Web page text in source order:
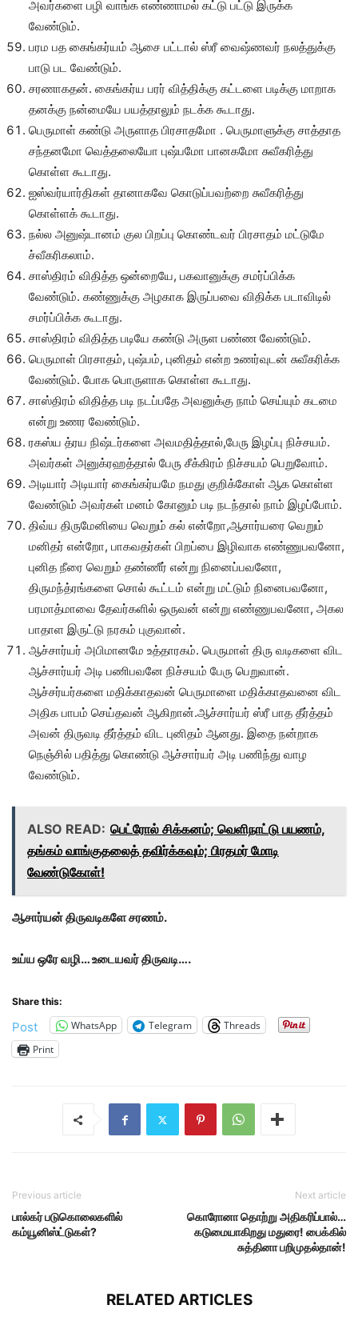
அவர்களை பழி வாங்க எண்ணாமல் கட்டு பட்டு இருக்க
வேண்டும்.
பரம பத கைங்கர்யம் ஆசை பட்டால் ஸ்ரீ வைஷ்ணவர் நலத்துக்கு
பாடு பட வேண்டும்.
சரணாகதன். கைங்கர்ய பரர் வித்திக்கு கட்டளை படிக்கு மாறாக
தனக்கு நன்மையே பயத்தாலும் நடக்க கூடாது.
பெருமாள் கண்டு அருளாத பிரசாதமோ . பெருமாளுக்கு சாத்தாத
சந்தனமோ வெத்தலையோ புஷ்பமோ பானகமோ சுவீகரித்து
கொள்ள கூடாது.
ஐஸ்வர்யார்திகள் தானாகவே கொடுப்பவற்றை சுவீகரித்து
கொள்ளக் கூடாது.
நல்ல அனுஷ்டானம் குல பிறப்பு கொண்டவர் பிரசாதம் மட்டுமே
ச்வீகரிகலாம்.
சாஸ்திரம் விதித்த ஒன்றையே, பகவானுக்கு சமர்ப்பிக்க
வேண்டும். கண்ணுக்கு அழகாக இருப்பவை விதிக்க படாவிடில்
சமர்ப்பிக்க கூடாது.
சாஸ்திரம் விதித்த படியே கண்டு அருள பண்ண வேண்டும்.
பெருமாள் பிரசாதம், புஷ்பம், புனிதம் என்ற உணர்வுடன் சுவீகரிக்க
வேண்டும். போக பொருளாக கொள்ள கூடாது.
சாஸ்திரம் விதித்த படி நடப்பதே அவனுக்கு நாம் செய்யும் கடமை
என்று உணர வேண்டும்.
ரகஸ்ய த்ரய நிஷ்டர்களை அவமதித்தால்,பேரு இழப்பு நிச்சயம்.
அவர்கள் அனுக்ரஹத்தால் பேரு சீக்கிரம் நிச்சயம் பெறுவோம்.
அடியார் அடியார் கைங்கர்யமே நமது குறிக்கோள் ஆக கொள்ள
வேண்டும் அவர்கள் மனம் கோனும் படி நடந்தால் நாம் இழப்போம்.
திவ்ய திருமேனியை வெறும் கல் என்றோ,ஆசார்யரை வெறும்
மனிதர் என்றோ, பாகவதர்கள் பிறப்பை இழிவாக எண்ணுபவனோ,
புனித நீரை வெறும் தண்ணீர் என்று நினைப்பவனோ,
திருமந்த்ரங்களை சொல் கூட்டம் என்று மட்டும் நினைபவனோ,
பரமாத்மாவை தேவர்களில் ஒருவன் என்று எண்ணுபவனோ, அகல
பாதாள இருட்டு நரகம் புகுவான்.
ஆச்சார்யர் அபிமானமே உத்தாரகம். பெருமாள் திரு வடிகளை விட
ஆச்சார்யர் அடி பணிபவனே நிச்சயம் பேரு பெறுவான்.
ஆச்சர்யர்களை மதிக்காதவன் பெருமாளை மதிக்காதவனை விட
அதிக பாபம் செய்தவன் ஆகிறான்.ஆச்சார்யர் ஸ்ரீ பாத தீர்த்தம்
அவன் திருவடி தீர்த்தம் விட புனிதம் ஆனது. இதை நன்றாக
நெஞ்சில் பதித்து கொண்டு ஆச்சார்யர் அடி பணிந்து வாழ
வேண்டும்.
ALSO READ: பெட்ரோல் சிக்கனம்; வெளிநாட்டு பயணம்,
தங்கம் வாங்குதலைத் தவிர்க்கவும்; பிரதமர் மோடி
வேண்டுகோள்!
ஆசார்யன் திருவடிகளே சரணம்.
உய்ய ஒரே வழி… உடையவர் திருவடி….
Share this:
Post WhatsApp Telegram
Threads
Print
Previous article
பால்கர் படுகொலைகளில்
கம்யூனிஸ்ட்டுகள்?
Next article
கொரோனா தொற்று அதிகரிப்பால்…
கடுமையாகிறது மதுரை! பைக்கில்
சுத்தினா பறிமுதல்தான்!
RELATED ARTICLES